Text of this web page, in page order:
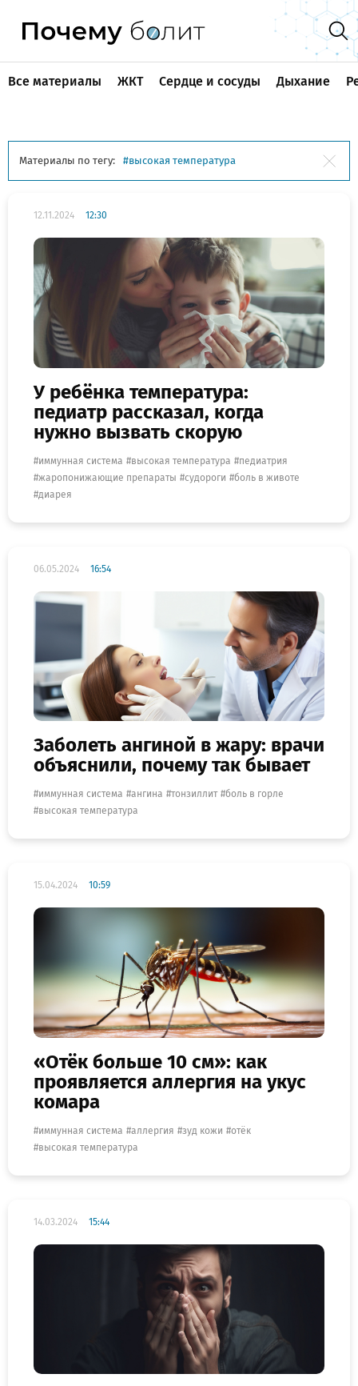
Все материалы ЖКТ Сердце и сосуды Дыхание
Материалы по тегу: высокая температура
12.11.2024 12:30
У ребёнка температура:
педиатр рассказал, когда
нужно вызвать скорую
иммунная система высокая температура
педиатрия
жаропонижающие препараты
судороги
боль в животе
диарея
06.05.2024 16:54
Заболеть ангиной в жару: врачи
объяснили, почему так бывает
иммунная система ангина тонзиллит
боль в горле
высокая температура
15.04.2024 10:59
«Отёк больше 10 см»: как
проявляется аллергия на укус
комара
иммунная система аллергия зуд кожи
отёк
высокая температура
14.03.2024 15:44